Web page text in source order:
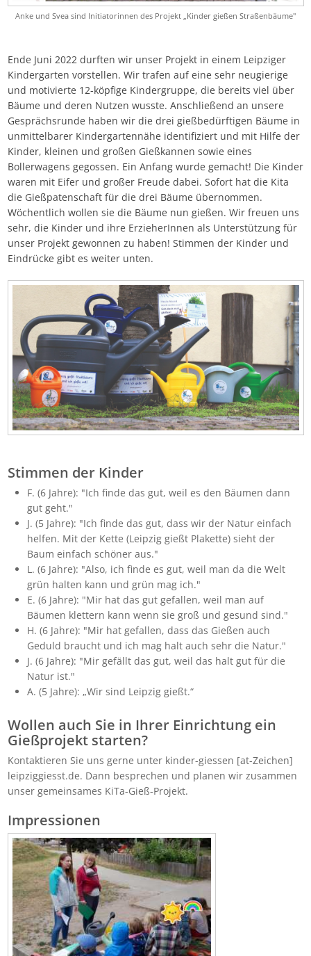
Anke und Svea sind Initiatorinnen des Projekt „Kinder gießen Straßenbäume"
Ende Juni 2022 durften wir unser Projekt in einem Leipziger
Kindergarten vorstellen. Wir trafen auf eine sehr neugierige
und motivierte 12-köpfige Kindergruppe, die bereits viel über
Bäume und deren Nutzen wusste. Anschließend an unsere
Gesprächsrunde haben wir die drei gießbedürftigen Bäume in
unmittelbarer Kindergartennähe identifiziert und mit Hilfe der
Kinder, kleinen und großen Gießkannen sowie eines
Bollerwagens gegossen. Ein Anfang wurde gemacht! Die Kinder
waren mit Eifer und großer Freude dabei. Sofort hat die Kita
die Gießpatenschaft für die drei Bäume übernommen.
Wöchentlich wollen sie die Bäume nun gießen. Wir freuen uns
sehr, die Kinder und ihre ErzieherInnen als Unterstützung für
unser Projekt gewonnen zu haben! Stimmen der Kinder und
Eindrücke gibt es weiter unten.
Bild
Stimmen der Kinder
F. (6 Jahre): "Ich finde das gut, weil es den Bäumen dann
gut geht."
J. (5 Jahre): "Ich finde das gut, dass wir der Natur einfach
helfen. Mit der Kette (Leipzig gießt Plakette) sieht der
Baum einfach schöner aus."
L. (6 Jahre): "Also, ich finde es gut, weil man da die Welt
grün halten kann und grün mag ich."
E. (6 Jahre): "Mir hat das gut gefallen, weil man auf
Bäumen klettern kann wenn sie groß und gesund sind."
H. (6 Jahre): "Mir hat gefallen, dass das Gießen auch
Geduld braucht und ich mag halt auch sehr die Natur."
J. (6 Jahre): "Mir gefällt das gut, weil das halt gut für die
Natur ist."
A. (5 Jahre): „Wir sind Leipzig gießt.“
Wollen auch Sie in Ihrer Einrichtung ein
Gießprojekt starten?
Kontaktieren Sie uns gerne unter kinder-giessen [at-Zeichen]
leipziggiesst.de. Dann besprechen und planen wir zusammen
unser gemeinsames KiTa-Gieß-Projekt.
Impressionen
Bild